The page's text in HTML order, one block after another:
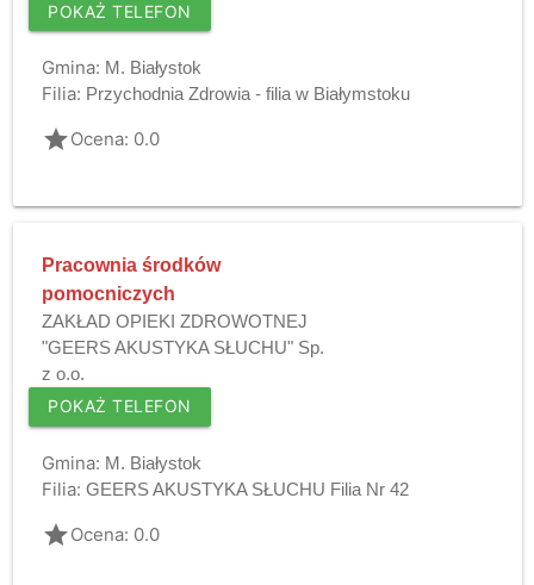
POKAŻ TELEFON
Gmina: M. Białystok
Filia: Przychodnia Zdrowia - filia w Białymstoku
gradeOcena: 0.0
Pracownia środków
pomocniczych
ZAKŁAD OPIEKI ZDROWOTNEJ
"GEERS AKUSTYKA SŁUCHU" Sp.
z o.o.
POKAŻ TELEFON
Gmina: M. Białystok
Filia: GEERS AKUSTYKA SŁUCHU Filia Nr 42
gradeOcena: 0.0